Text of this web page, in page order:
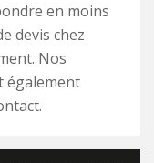
en moins
devis chez
Nos
également